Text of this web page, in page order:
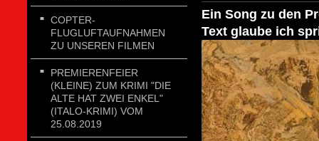
COPTER-
FLUGLUFTAUFNAHMEN
ZU UNSEREN FILMEN
PREMIERENFEIER
(KLEINE) ZUM KRIMI "DIE
ALTE HAT ZWEI ENKEL"
(ITALO-KRIMI) VOM
25.08.2019
Ein Song zu den
Text glaube ich